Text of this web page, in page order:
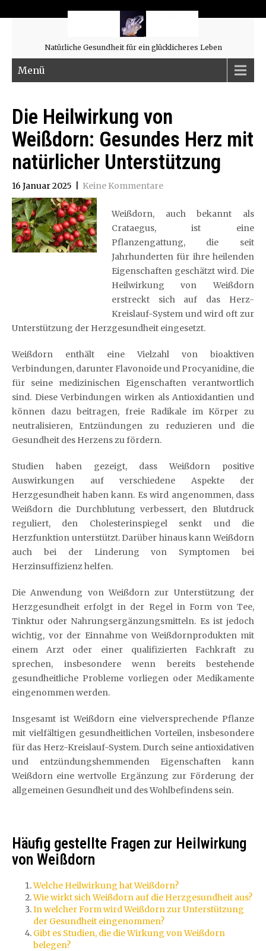
Natürliche Gesundheit für ein glücklicheres Leben
Menü
Die Heilwirkung von
Weißdorn: Gesundes Herz mit
natürlicher Unterstützung
16 Januar 2025 Keine Kommentare
Weißdorn, auch bekannt als
Crataegus, ist eine
Pflanzengattung, die seit
Jahrhunderten für ihre heilenden
Eigenschaften geschätzt wird. Die
Heilwirkung von Weißdorn
erstreckt sich auf das Herz-
Kreislauf-System und wird oft zur
Unterstützung der Herzgesundheit eingesetzt.
Weißdorn enthält eine Vielzahl von bioaktiven
Verbindungen, darunter Flavonoide und Procyanidine, die
für seine medizinischen Eigenschaften verantwortlich
sind. Diese Verbindungen wirken als Antioxidantien und
können dazu beitragen, freie Radikale im Körper zu
neutralisieren, Entzündungen zu reduzieren und die
Gesundheit des Herzens zu fördern.
Studien haben gezeigt, dass Weißdorn positive
Auswirkungen auf verschiedene Aspekte der
Herzgesundheit haben kann. Es wird angenommen, dass
Weißdorn die Durchblutung verbessert, den Blutdruck
reguliert, den Cholesterinspiegel senkt und die
Herzfunktion unterstützt. Darüber hinaus kann Weißdorn
auch bei der Linderung von Symptomen bei
Herzinsuffizienz helfen.
Die Anwendung von Weißdorn zur Unterstützung der
Herzgesundheit erfolgt in der Regel in Form von Tee,
Tinktur oder Nahrungsergänzungsmitteln. Es ist jedoch
wichtig, vor der Einnahme von Weißdornprodukten mit
einem Arzt oder einer qualifizierten Fachkraft zu
sprechen, insbesondere wenn bereits bestehende
gesundheitliche Probleme vorliegen oder Medikamente
eingenommen werden.
Insgesamt ist Weißdorn eine vielversprechende Pflanze
mit vielfältigen gesundheitlichen Vorteilen, insbesondere
für das Herz-Kreislauf-System. Durch seine antioxidativen
und entzündungshemmenden Eigenschaften kann
Weißdorn eine wertvolle Ergänzung zur Förderung der
allgemeinen Gesundheit und des Wohlbefindens sein.
Häufig gestellte Fragen zur Heilwirkung
von Weißdorn
Welche Heilwirkung hat Weißdorn?
Wie wirkt sich Weißdorn auf die Herzgesundheit aus?
In welcher Form wird Weißdorn zur Unterstützung
der Gesundheit eingenommen?
Gibt es Studien, die die Wirkung von Weißdorn
belegen?